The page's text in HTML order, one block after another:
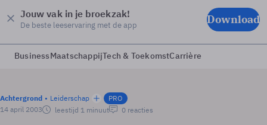
Jouw vak in je broekzak!
De beste leeservaring met de app Download
BusinessMaatschappijTech & ToekomstCarrière
Achtergrond Leiderschap
PRO
14 april 2003
leestijd 1 minuut 0 reacties